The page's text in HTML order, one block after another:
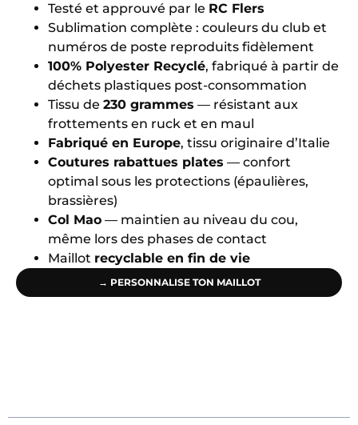
Testé et approuvé par le RC Flers
Sublimation complète : couleurs du club et
numéros de poste reproduits fidèlement
100% Polyester Recyclé, fabriqué à partir de
déchets plastiques post-consommation
Tissu de 230 grammes — résistant aux
frottements en ruck et en maul
Fabriqué en Europe, tissu originaire d’Italie
Coutures rabattues plates — confort
optimal sous les protections (épaulières,
brassières)
Col Mao — maintien au niveau du cou,
même lors des phases de contact
Maillot recyclable en fin de vie
→ PERSONNALISE TON MAILLOT